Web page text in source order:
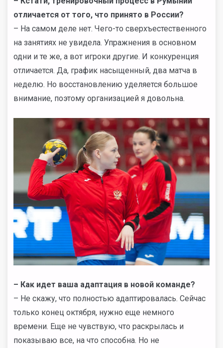
отличается от того, что принято в России?
– На самом деле нет. Чего-то сверхъестественного
на занятиях не увидела. Упражнения в основном
одни и те же, а вот игроки другие. И конкуренция
отличается. Да, график насыщенный, два матча в
неделю. Но восстановлению уделяется большое
внимание, поэтому организацией я довольна.
– Как идет ваша адаптация в новой команде?
– Не скажу, что полностью адаптировалась. Сейчас
только конец октября, нужно еще немного
времени. Еще не чувствую, что раскрылась и
показываю все, на что способна. Но не